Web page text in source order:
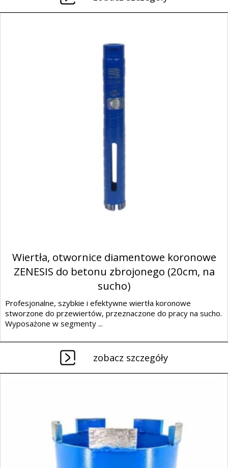
Wiertła, otwornice diamentowe koronowe
ZENESIS do betonu zbrojonego (20cm, na
sucho)
Profesjonalne, szybkie i efektywne wiertła koronowe
stworzone do przewiertów, przeznaczone do pracy na sucho.
Wyposażone w segmenty ...
zobacz szczegóły